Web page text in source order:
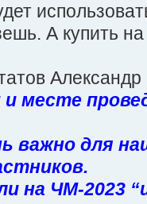
А купить
месте
важно для
на ЧМ-2023